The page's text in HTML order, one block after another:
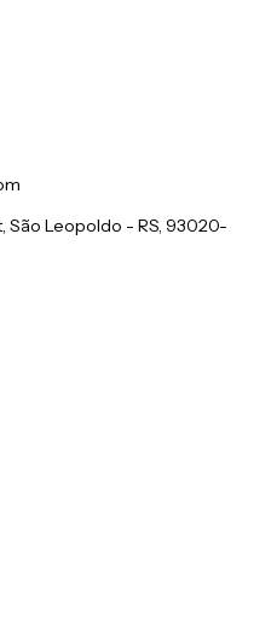
São Leopoldo - RS, 93020-